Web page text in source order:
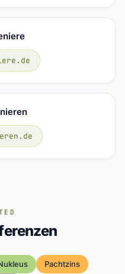
Pachtzins